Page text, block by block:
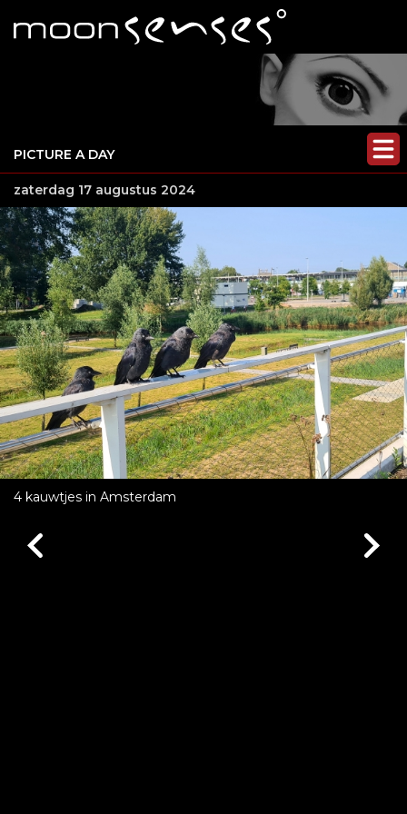
PICTURE A DAY
zaterdag 17 augustus 2024
4 kauwtjes in Amsterdam